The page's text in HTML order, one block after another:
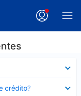
crédito?